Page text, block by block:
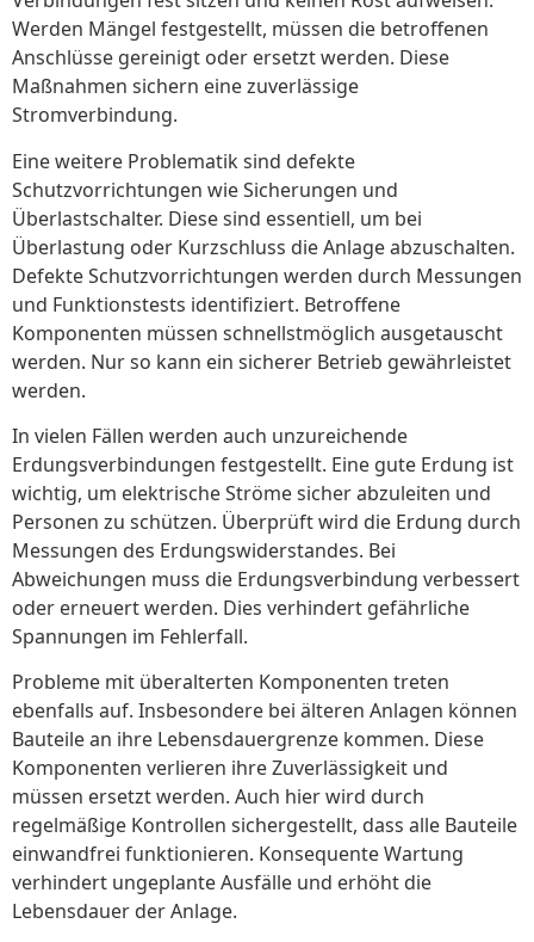
Werden Mängel festgestellt, müssen die betroffenen
Anschlüsse gereinigt oder ersetzt werden. Diese
Maßnahmen sichern eine zuverlässige
Stromverbindung.
Eine weitere Problematik sind defekte
Schutzvorrichtungen wie Sicherungen und
Überlastschalter. Diese sind essentiell, um bei
Überlastung oder Kurzschluss die Anlage abzuschalten.
Defekte Schutzvorrichtungen werden durch Messungen
und Funktionstests identifiziert. Betroffene
Komponenten müssen schnellstmöglich ausgetauscht
werden. Nur so kann ein sicherer Betrieb gewährleistet
werden.
In vielen Fällen werden auch unzureichende
Erdungsverbindungen festgestellt. Eine gute Erdung ist
wichtig, um elektrische Ströme sicher abzuleiten und
Personen zu schützen. Überprüft wird die Erdung durch
Messungen des Erdungswiderstandes. Bei
Abweichungen muss die Erdungsverbindung verbessert
oder erneuert werden. Dies verhindert gefährliche
Spannungen im Fehlerfall.
Probleme mit überalterten Komponenten treten
ebenfalls auf. Insbesondere bei älteren Anlagen können
Bauteile an ihre Lebensdauergrenze kommen. Diese
Komponenten verlieren ihre Zuverlässigkeit und
müssen ersetzt werden. Auch hier wird durch
regelmäßige Kontrollen sichergestellt, dass alle Bauteile
einwandfrei funktionieren. Konsequente Wartung
verhindert ungeplante Ausfälle und erhöht die
Lebensdauer der Anlage.